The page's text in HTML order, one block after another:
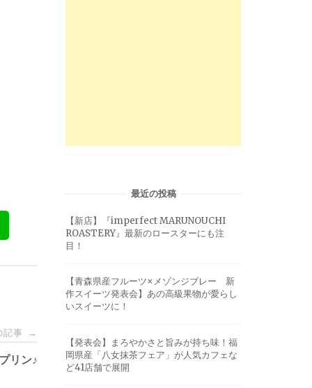
記事 →
リン♪
最近の投稿
【新店】『imperfect MARUNOUCHI
ROASTERY』最新のロースターにも注
目！
【青森県産フルーツ×メゾンジブレー 新
作スイーツ発表会】あの高級果物が愛らし
いスイーツに！
【発表会】まろやかさと旨みが持ち味！福
岡県産「八女抹茶フェア」が人気カフェな
ど41店舗で展開